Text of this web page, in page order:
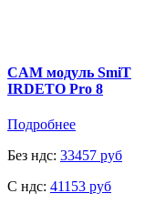
CAM модуль SmiT
IRDETO Pro 8
Подробнее
Без ндс: 33457 руб
C ндс: 41153 руб